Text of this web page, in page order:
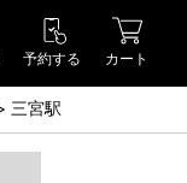
予約する カート
三宮駅